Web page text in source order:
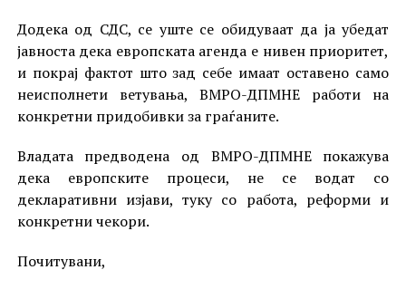
Додека од СДС, се уште се обидуваат да ја убедат
јавноста дека европската агенда е нивен приоритет,
и покрај фактот што зад себе имаат оставено само
неисполнети ветувања, ВМРО-ДПМНЕ работи на
конкретни придобивки за граѓаните.
Владата предводена од ВМРО-ДПМНЕ покажува
дека европските процеси, не се водат со
декларативни изјави, туку со работа, реформи и
конкретни чекори.
Почитувани,